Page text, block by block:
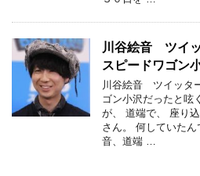
川谷絵音 ツイッ
スピードワゴン
川谷絵音 ツイッタ
ゴン小沢だったと呟
が、 道端で、 座り
さん。 何していた
音、道端 …